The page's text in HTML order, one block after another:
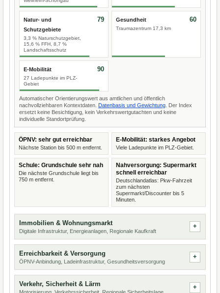
Natur- und
Schutzgebiete
3,3 % Naturschutzgebiet,
15,6 % FFH, 8,7 %
Landschaftsschutz
79 Gesundheit
Traumazentrum 17,3 km
60
E-Mobilität
27 Ladepunkte im PLZ-
Gebiet
90
Automatischer Orientierungswert aus amtlichen und öffentlich
nachvollziehbaren Kontextdaten. Datenbasis und Gewichtung . Der Index
ersetzt keine Besichtigung, kein Verkehrswertgutachten und keine
individuelle Standortprüfung.
ÖPNV: sehr gut erreichbar
Nächste Station bis 500 m entfernt.
E-Mobilität: starkes Angebot
Viele Ladepunkte im PLZ-Gebiet.
Schule: Grundschule sehr nah
Die nächste Grundschule liegt bis
750 m entfernt.
Nahversorgung: Supermarkt
schnell erreichbar
Deutschlandatlas: Pkw-Fahrzeit
zum nächsten
Supermarkt/Discounter bis 5
Minuten.
Immobilien & Wohnungsmarkt
Digitale Infrastruktur, Energieanlagen, Regionale Kaufkraft
Erreichbarkeit & Versorgung
ÖPNV-Anbindung, Ladeinfrastruktur, Gesundheitsversorgung
Verkehr, Sicherheit & Lärm